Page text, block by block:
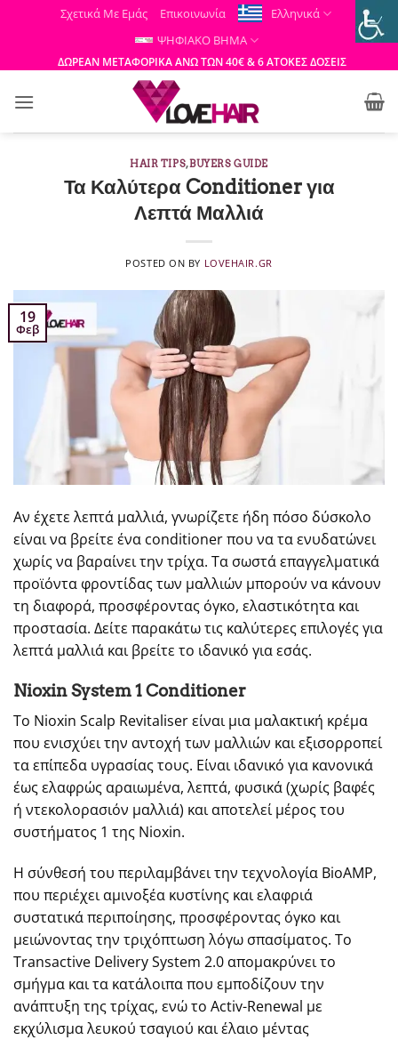
Μετάβαση
περιεχόμενο
Σχετικά Με Εμάς Επικοινωνία
Ελληνικά
ΨΗΦΙΑΚΟ ΒΗΜΑ
ΔΩΡΕΑΝ ΜΕΤΑΦΟΡΙΚΑ ΑΝΩ ΤΩΝ 40€ & 6 ΑΤΟΚΕΣ ΔΟΣΕΙΣ
HAIR TIPS,BUYERS GUIDE
Τα Καλύτερα Conditioner για
Λεπτά Μαλλιά
POSTED ON BY LOVEHAIR.GR
19
Φεβ
Αν έχετε λεπτά μαλλιά, γνωρίζετε ήδη πόσο δύσκολο
είναι να βρείτε ένα conditioner που να τα ενυδατώνει
χωρίς να βαραίνει την τρίχα. Τα σωστά επαγγελματικά
προϊόντα φροντίδας των μαλλιών μπορούν να κάνουν
τη διαφορά, προσφέροντας όγκο, ελαστικότητα και
προστασία. Δείτε παρακάτω τις καλύτερες επιλογές για
λεπτά μαλλιά και βρείτε το ιδανικό για εσάς.
Nioxin System 1 Conditioner
Το Nioxin Scalp Revitaliser είναι μια μαλακτική κρέμα
που ενισχύει την αντοχή των μαλλιών και εξισορροπεί
τα επίπεδα υγρασίας τους. Είναι ιδανικό για κανονικά
έως ελαφρώς αραιωμένα, λεπτά, φυσικά (χωρίς βαφές
ή ντεκολορασιόν μαλλιά) και αποτελεί μέρος του
συστήματος 1 της Nioxin.
Η σύνθεσή του περιλαμβάνει την τεχνολογία BioAMP,
που περιέχει αμινοξέα κυστίνης και ελαφριά
συστατικά περιποίησης, προσφέροντας όγκο και
μειώνοντας την τριχόπτωση λόγω σπασίματος. Το
Transactive Delivery System 2.0 απομακρύνει το
σμήγμα και τα κατάλοιπα που εμποδίζουν την
ανάπτυξη της τρίχας, ενώ το Activ-Renewal με
εκχύλισμα λευκού τσαγιού και έλαιο μέντας